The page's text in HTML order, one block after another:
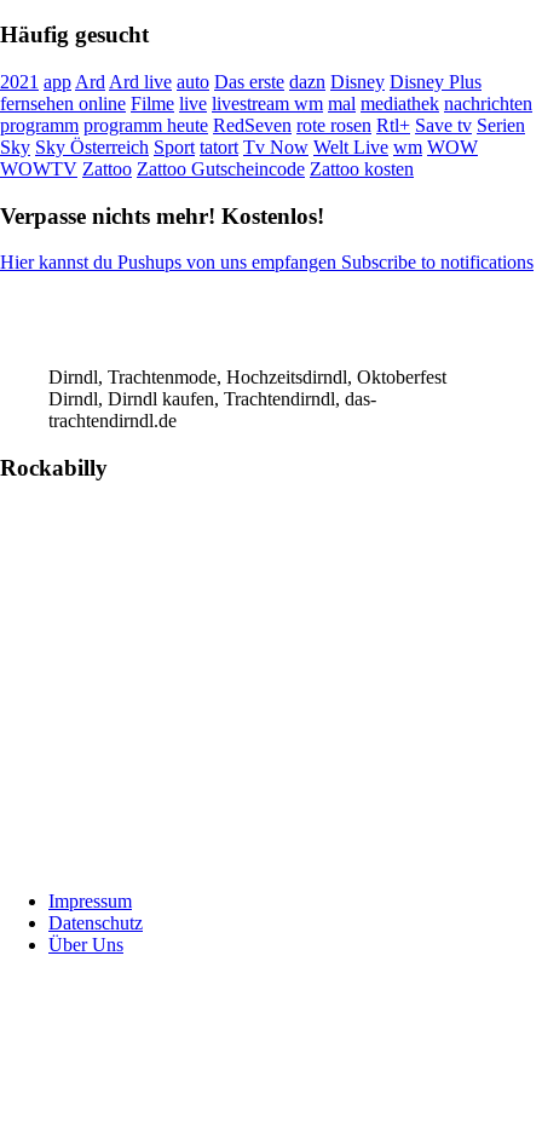
Häufig gesucht
2021 app Ard Ard live auto Das erste dazn Disney Disney Plus
fernsehen online Filme live livestream wm mal mediathek nachrichten
programm programm heute RedSeven rote rosen Rtl+ Save tv Serien
Sky Sky Österreich Sport tatort Tv Now Welt Live wm WOW
WOWTV Zattoo Zattoo Gutscheincode Zattoo kosten
Verpasse nichts mehr! Kostenlos!
Hier kannst du Pushups von uns empfangen Subscribe to notifications
Dirndl, Trachtenmode, Hochzeitsdirndl, Oktoberfest
Dirndl, Dirndl kaufen, Trachtendirndl, das-
trachtendirndl.de
Rockabilly
FooterImpressum
Datenschutz
Über Uns